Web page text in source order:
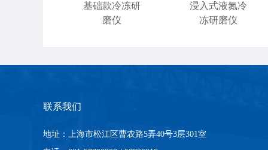
基础款冷冻研
磨仪
浸入式液氮冷
冻研磨仪
冷冻研磨仪
联系我们
地址：上海市松江区曹农路5弄40号3层301室